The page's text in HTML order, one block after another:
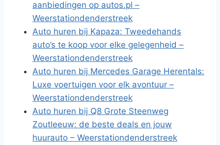
aanbiedingen op autos.pl –
Weerstationdenderstreek
Auto huren bij Kapaza: Tweedehands
auto’s te koop voor elke gelegenheid –
Weerstationdenderstreek
Auto huren bij Mercedes Garage Herentals:
Luxe voertuigen voor elk avontuur –
Weerstationdenderstreek
Auto huren bij Q8 Grote Steenweg
Zoutleeuw: de beste deals en jouw
huurauto – Weerstationdenderstreek